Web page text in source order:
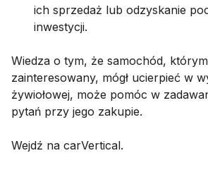
ich sprzedaż lub odzyskanie
inwestycji.
Wiedza o tym, że samochód,
zainteresowany, mógł ucierpieć w
żywiołowej, może pomóc w
pytań przy jego zakupie.
Wejdź na carVertical.